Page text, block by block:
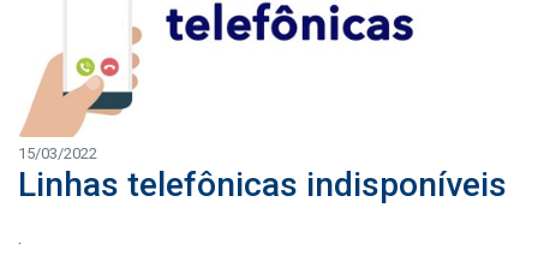
15/03/2022
Linhas telefônicas indisponíveis
.